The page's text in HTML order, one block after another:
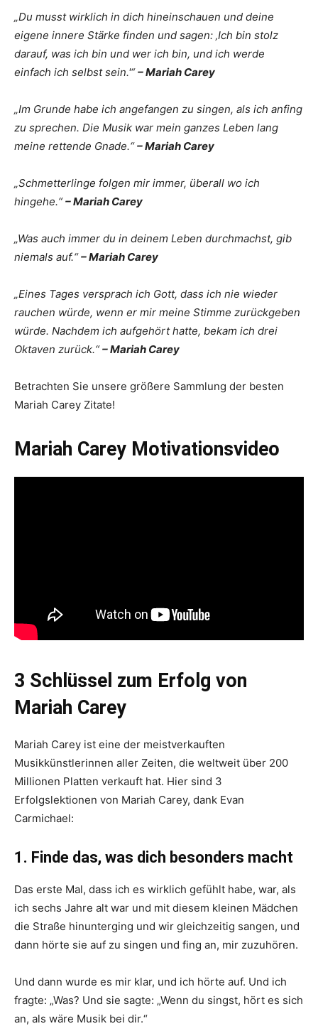
„Du musst wirklich in dich hineinschauen und deine
eigene innere Stärke finden und sagen: ‚Ich bin stolz
darauf, was ich bin und wer ich bin, und ich werde
einfach ich selbst sein.'“– Mariah Carey
„Im Grunde habe ich angefangen zu singen, als ich anfing
zu sprechen. Die Musik war mein ganzes Leben lang
meine rettende Gnade.“– Mariah Carey
„Schmetterlinge folgen mir immer, überall wo ich
hingehe.“– Mariah Carey
„Was auch immer du in deinem Leben durchmachst, gib
niemals auf.“– Mariah Carey
„Eines Tages versprach ich Gott, dass ich nie wieder
rauchen würde, wenn er mir meine Stimme zurückgeben
würde. Nachdem ich aufgehört hatte, bekam ich drei
Oktaven zurück.“– Mariah Carey
Betrachten Sie unsere größere Sammlung der besten
Mariah Carey Zitate!
Mariah Carey Motivationsvideo
3 Schlüssel zum Erfolg von
Mariah Carey
Mariah Carey ist eine der meistverkauften
Musikkünstlerinnen aller Zeiten, die weltweit über 200
Millionen Platten verkauft hat. Hier sind 3
Erfolgslektionen von Mariah Carey, dank Evan
Carmichael:
1. Finde das, was dich besonders macht
Das erste Mal, dass ich es wirklich gefühlt habe, war, als
ich sechs Jahre alt war und mit diesem kleinen Mädchen
die Straße hinunterging und wir gleichzeitig sangen, und
dann hörte sie auf zu singen und fing an, mir zuzuhören.
Und dann wurde es mir klar, und ich hörte auf. Und ich
fragte: „Was? Und sie sagte: „Wenn du singst, hört es sich
an, als wäre Musik bei dir.“